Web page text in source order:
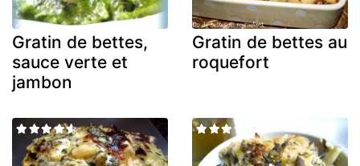
Gratin de bettes,
sauce verte et
jambon
Gratin de bettes au
roquefort